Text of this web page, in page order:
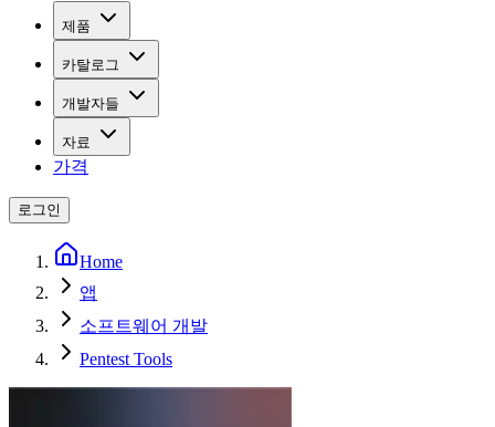
제품
카탈로그
개발자들
자료
가격
로그인
Home
앱
소프트웨어 개발
Pentest Tools